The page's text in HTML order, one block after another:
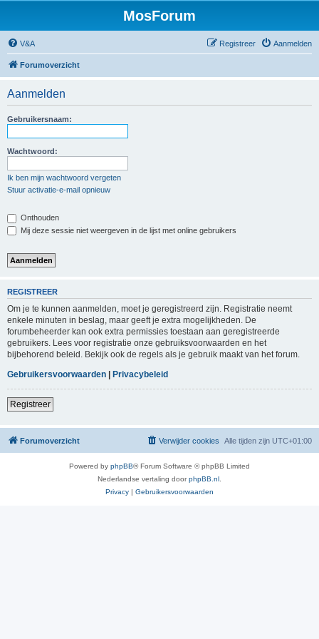
MosForum
V&A Aanmelden
Registreer
Forumoverzicht
Aanmelden
Gebruikersnaam:
Wachtwoord:
Ik ben mijn wachtwoord vergeten
Stuur activatie-e-mail opnieuw
Onthouden
Mij deze sessie niet weergeven in de lijst met online gebruikers
REGISTREER
Om je te kunnen aanmelden, moet je geregistreerd zijn. Registratie neemt
enkele minuten in beslag, maar geeft je extra mogelijkheden. De
forumbeheerder kan ook extra permissies toestaan aan geregistreerde
gebruikers. Lees voor registratie onze gebruiksvoorwaarden en het
bijbehorend beleid. Bekijk ook de regels als je gebruik maakt van het forum.
Gebruikersvoorwaarden | Privacybeleid
Registreer
Forumoverzicht Alle tijden zijn UTC+01:00
Verwijder cookies
Powered by phpBB® Forum Software © phpBB Limited
Nederlandse vertaling doorphpBB.nl
Privacy | Gebruikersvoorwaarden